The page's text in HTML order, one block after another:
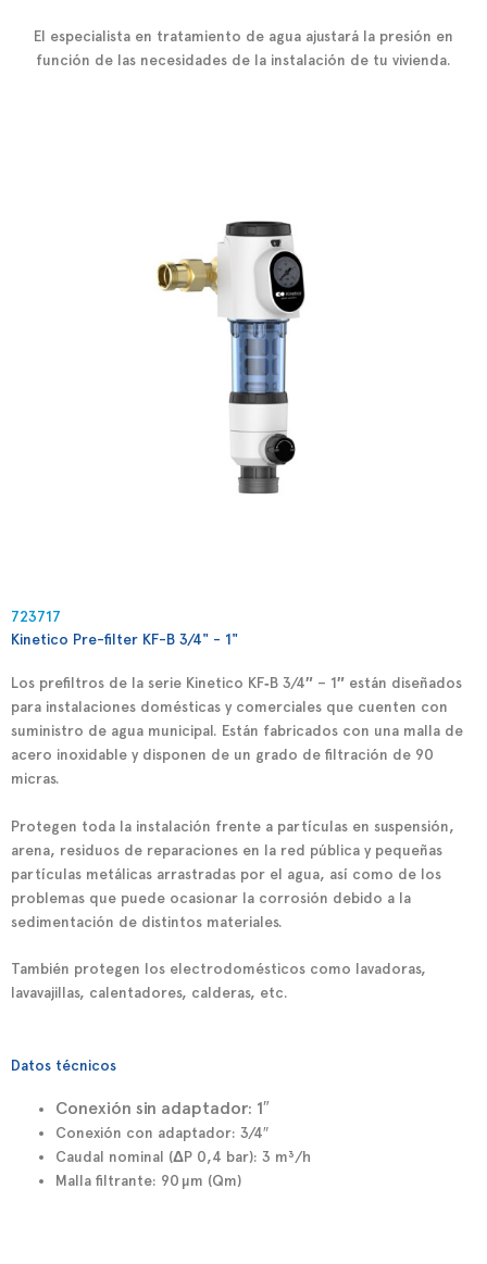
El especialista en tratamiento de agua ajustará la presión en
función de las necesidades de la instalación de tu vivienda.
723717
Kinetico Pre-filter KF-B 3/4" - 1"
Los prefiltros de la serie Kinetico KF‑B 3/4″ – 1″ están diseñados
para instalaciones domésticas y comerciales que cuenten con
suministro de agua municipal. Están fabricados con una malla de
acero inoxidable y disponen de un grado de filtración de 90
micras.
Protegen toda la instalación frente a partículas en suspensión,
arena, residuos de reparaciones en la red pública y pequeñas
partículas metálicas arrastradas por el agua, así como de los
problemas que puede ocasionar la corrosión debido a la
sedimentación de distintos materiales.
También protegen los electrodomésticos como lavadoras,
lavavajillas, calentadores, calderas, etc.
Datos técnicos
Conexión sin adaptador: 1″
Conexión con adaptador: 3/4″
Caudal nominal (ΔP 0,4 bar): 3 m³/h
Malla filtrante: 90 µm (Qm)